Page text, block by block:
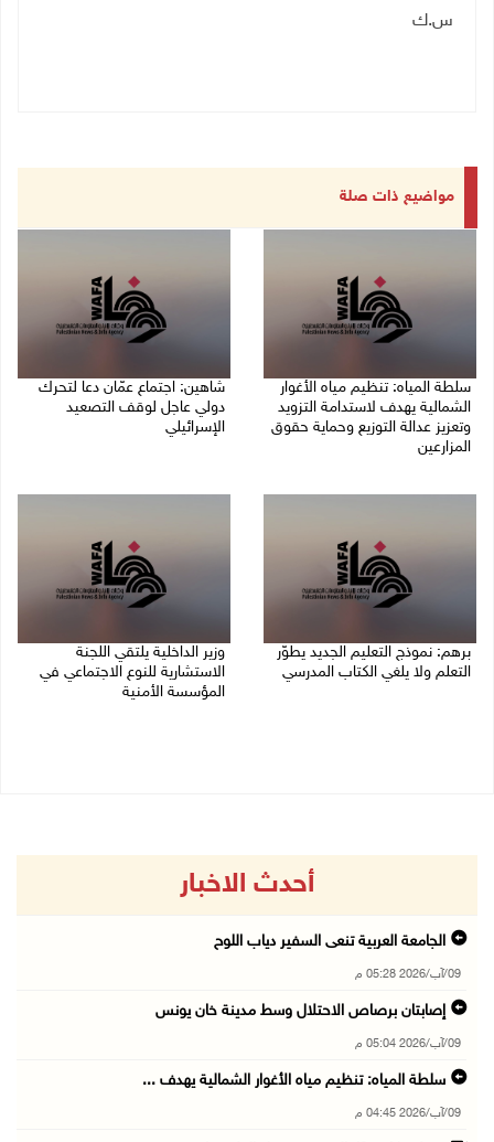
س.ك
مواضيع ذات صلة
سلطة المياه: تنظيم مياه الأغوار
الشمالية يهدف لاستدامة التزويد
وتعزيز عدالة التوزيع وحماية حقوق
المزارعين
شاهين: اجتماع عمّان دعا لتحرك
دولي عاجل لوقف التصعيد
الإسرائيلي
برهم: نموذج التعليم الجديد يطوّر
التعلم ولا يلغي الكتاب المدرسي
وزير الداخلية يلتقي اللجنة
الاستشارية للنوع الاجتماعي في
المؤسسة الأمنية
أحدث الاخبار
الجامعة العربية تنعى السفير دياب اللوح
09/آب/2026 05:28 م
إصابتان برصاص الاحتلال وسط مدينة خان يونس
09/آب/2026 05:04 م
سلطة المياه: تنظيم مياه الأغوار الشمالية يهدف ...
09/آب/2026 04:45 م